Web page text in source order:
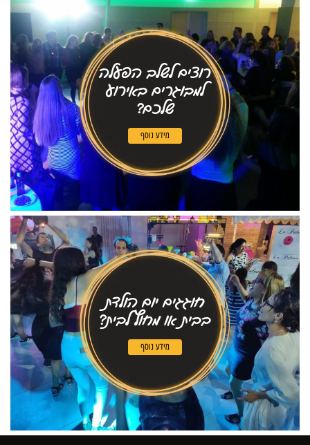
רוצים לשלב הפעלה
למבוגרים באירוע
שלכם?
מידע נוסף
חוגגים יום הולדת
בבית או מחוץ לבית?
מידע נוסף